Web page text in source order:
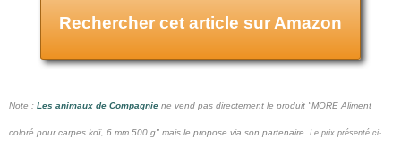
Rechercher cet article sur Amazon
Note : Les animaux de Compagnie ne vend pas directement le produit "MORE Aliment
coloré pour carpes koï, 6 mm 500 g" mais le propose via son partenaire. Le prix présenté ci-